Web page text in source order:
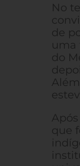
No
de
uma
do
que